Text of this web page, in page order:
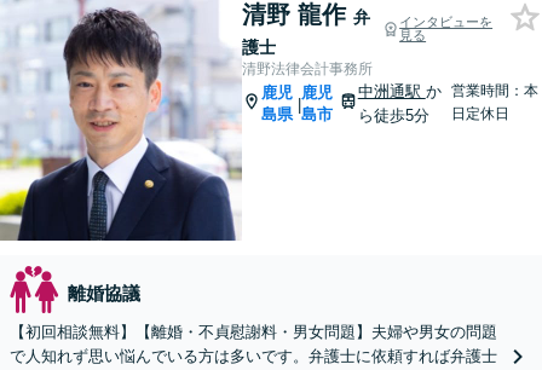
清野 龍作 弁
護士
インタビューを
見る
清野法律会計事務所
鹿児
島県
|
鹿児
島市
中洲通駅 か
ら徒歩5分
営業時間：本
日定休日
離婚協議
【初回相談無料】【離婚・不貞慰謝料・男女問題】夫婦や男女の問題
で人知れず思い悩んでいる方は多いです。弁護士に依頼すれば弁護士